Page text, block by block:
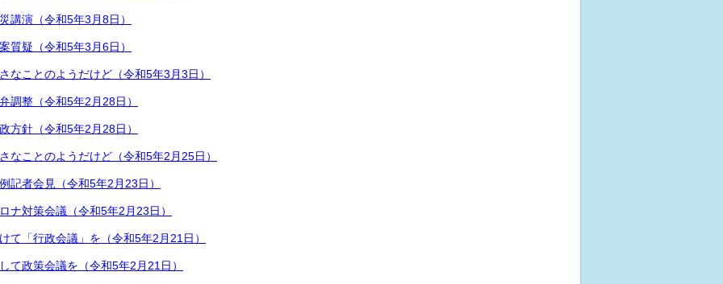
講演（令和5年3月8日）
質疑（令和5年3月6日）
なことのようだけど（令和5年3月3日）
調整（令和5年2月28日）
方針（令和5年2月28日）
なことのようだけど（令和5年2月25日）
記者会見（令和5年2月23日）
ナ対策会議（令和5年2月23日）
て「行政会議」を（令和5年2月21日）
て政策会議を（令和5年2月21日）